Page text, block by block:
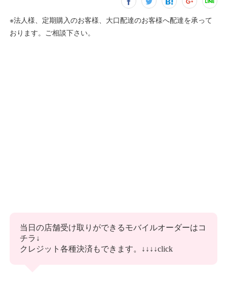
※法人様、定期購入のお客様、大口配達のお客様へ配達を承って
おります。ご相談下さい。